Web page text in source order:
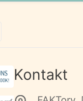
Kontakt